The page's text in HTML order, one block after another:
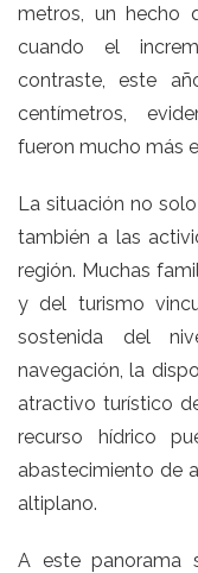
metros, un hecho
cuando el
contraste, este
centímetros,
fueron mucho más
La situación no
también a las
región. Muchas
y del turismo
sostenida del
navegación, la
atractivo turístico
recurso hídrico
abastecimiento de
altiplano.
A este panorama